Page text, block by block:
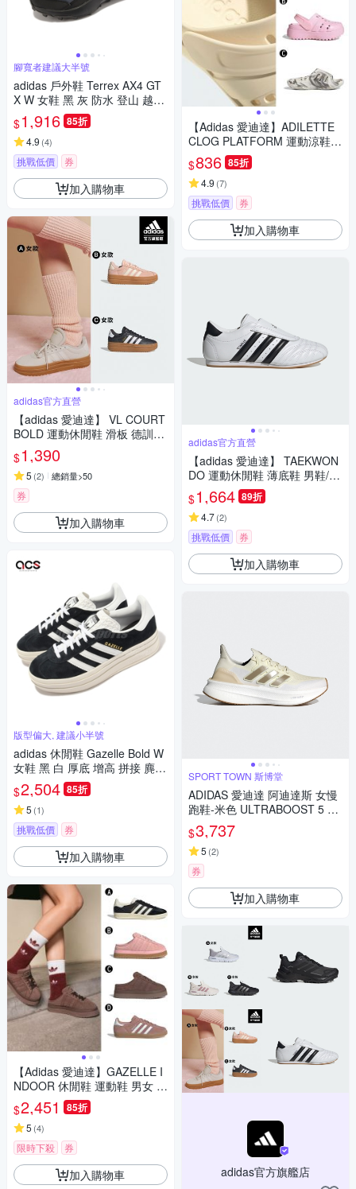
腳寬者建議大半號
adidas 戶外鞋 Terrex AX4 GT
X W 女鞋 黑 灰 防水 登山 越野
郊山 愛迪達 HQ1051
$1,916 85折
4.9 (4)
挑戰低價 券
加入購物車
adidas官方直營
【adidas 愛迪達】 VL COURT
BOLD 運動休閒鞋 滑板 德訓鞋
厚底鞋 復古 女鞋 (多款任選)
$1,390
5 (2) 總銷量>50
券
加入購物車
版型偏大, 建議小半號
adidas 休閒鞋 Gazelle Bold W
女鞋 黑 白 厚底 增高 拼接 麂皮
三條線 三葉草 愛迪達 HQ6912
$2,504 85折
5 (1)
挑戰低價 券
加入購物車
【Adidas 愛迪達】GAZELLE I
NDOOR 休閒鞋 運動鞋 男女 A-
JQ8385 B-JR3238 C-JR3731
精選四款
$2,451 85折
5 (4)
限時下殺 券
加入購物車
【Adidas 愛迪達】ADILETTE
CLOG PLATFORM 運動涼鞋
運動拖鞋 男女 A-JP7159 B-JR
2626 精選三款
$836 85折
4.9 (7)
挑戰低價 券
加入購物車
adidas官方直營
【adidas 愛迪達】 TAEKWON
DO 運動休閒鞋 薄底鞋 男鞋/女
鞋 - Originals JQ4774
$1,664 89折
4.7(2)
挑戰低價 券
加入購物車
SPORT TOWN 斯博堂
ADIDAS 愛迪達 阿迪達斯 女慢
跑鞋-米色 ULTRABOOST 5 W
ID8852
$3,737
5 (2)
券
加入購物車
adidas官方旗艦店